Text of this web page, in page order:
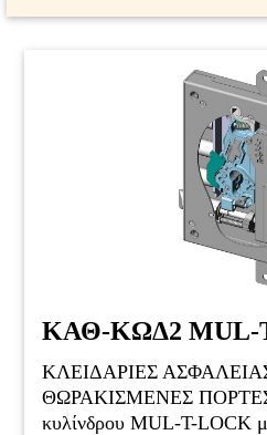
ΚΑΘ-ΚΩΔ2 MUL-
ΚΛΕΙΔΑΡΙΕΣ
ΘΩΡΑΚΙΣΜΕΝΕΣ ΠΟΡΤΕΣ
κυλίνδρου MUL-T-LOCK